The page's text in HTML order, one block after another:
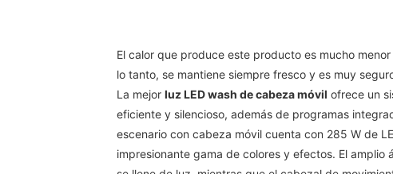
El calor que produce este producto es mucho
lo tanto, se mantiene siempre fresco y es muy
La mejorluz LED wash de cabeza móvil ofrece un
eficiente y silencioso, además de programas
escenario con cabeza móvil cuenta con 285 W de
impresionante gama de colores y efectos. El